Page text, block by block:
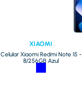
XIAOMI
Celular Xiaomi Redmi Note 15 -
8/256GB Azul